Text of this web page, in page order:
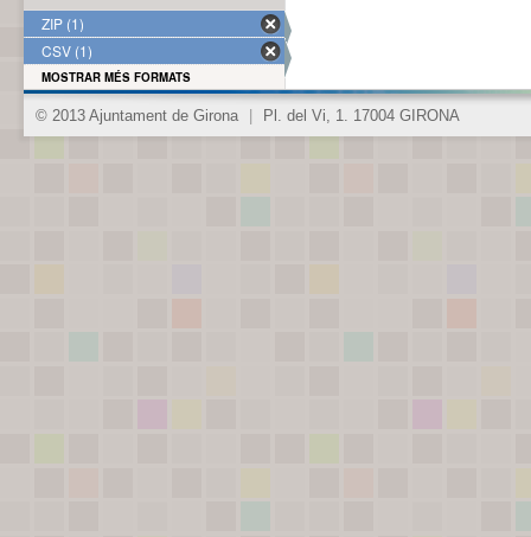
ZIP (1)
CSV (1)
MOSTRAR MÉS FORMATS
© 2013 Ajuntament de Girona Pl. del Vi, 1. 17004 GIRONA